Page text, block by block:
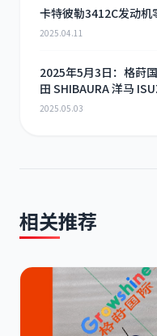
卡特彼勒3412C发动机
2025.04.11
2025年5月3日：格莳
田 SHIBAURA 洋马
RHF3 涡轮增压器及配
2025.05.03
相关推荐